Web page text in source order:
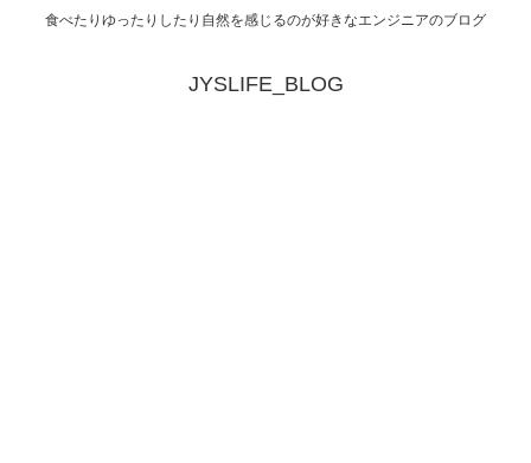
食べたりゆったりしたり自然を感じるのが好きなエンジニアのブログ
JYSLIFE_BLOG